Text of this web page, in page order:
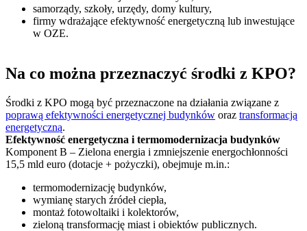
samorządy, szkoły, urzędy, domy kultury,
firmy wdrażające efektywność energetyczną lub inwestujące
w OZE.
Na co można przeznaczyć środki z KPO?
Środki z KPO mogą być przeznaczone na działania związane z
poprawą efektywności energetycznej budynków oraz transformacją
energetyczną.
Efektywność energetyczna i termomodernizacja budynków
Komponent B – Zielona energia i zmniejszenie energochłonności
15,5 mld euro (dotacje + pożyczki), obejmuje m.in.:
termomodernizację budynków,
wymianę starych źródeł ciepła,
montaż fotowoltaiki i kolektorów,
zieloną transformację miast i obiektów publicznych.